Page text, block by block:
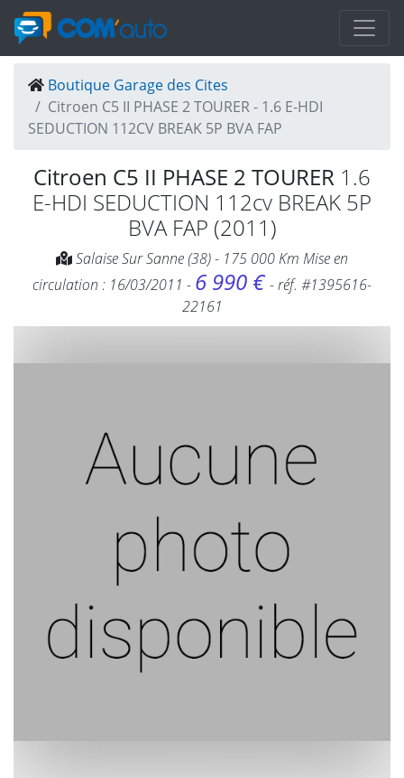
Boutique Garage des Cites
Citroen C5 II PHASE 2 TOURER - 1.6 E-HDI
SEDUCTION 112CV BREAK 5P BVA FAP
Citroen C5 II PHASE 2 TOURER 1.6
E-HDI SEDUCTION 112cv BREAK 5P
BVA FAP (2011)
Salaise Sur Sanne (38) - 175 000 Km Mise en
circulation : 16/03/2011 - 6 990 €- réf. #1395616-
22161